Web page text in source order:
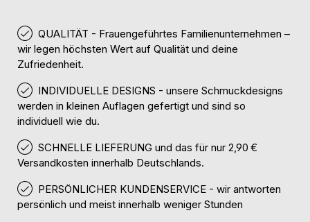
QUALITÄT - Frauengeführtes Familienunternehmen –
wir legen höchsten Wert auf Qualität und deine
Zufriedenheit.
INDIVIDUELLE DESIGNS - unsere Schmuckdesigns
werden in kleinen Auflagen gefertigt und sind so
individuell wie du.
SCHNELLE LIEFERUNG und das für nur 2,90 €
Versandkosten innerhalb Deutschlands.
PERSÖNLICHER KUNDENSERVICE - wir antworten
persönlich und meist innerhalb weniger Stunden